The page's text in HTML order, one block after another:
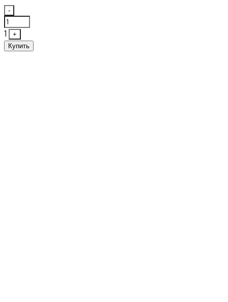
Quantity
-
1
+
Купить